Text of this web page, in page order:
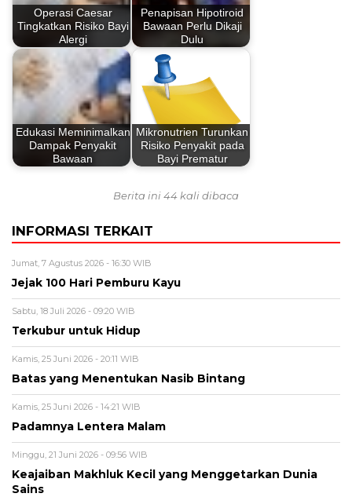
Operasi Caesar
Tingkatkan Risiko Bayi
Alergi
Penapisan Hipotiroid
Bawaan Perlu Dikaji
Dulu
Edukasi Meminimalkan
Dampak Penyakit
Bawaan
Mikronutrien Turunkan
Risiko Penyakit pada
Bayi Prematur
Berita ini 44 kali dibaca
INFORMASI TERKAIT
Jumat, 7 Agustus 2026 - 16:30 WIB
Jejak 100 Hari Pemburu Kayu
Sabtu, 18 Juli 2026 - 09:20 WIB
Terkubur untuk Hidup
Kamis, 25 Juni 2026 - 20:11 WIB
Batas yang Menentukan Nasib Bintang
Kamis, 25 Juni 2026 - 14:21 WIB
Padamnya Lentera Malam
Minggu, 21 Juni 2026 - 09:56 WIB
Keajaiban Makhluk Kecil yang Menggetarkan Dunia
Sains